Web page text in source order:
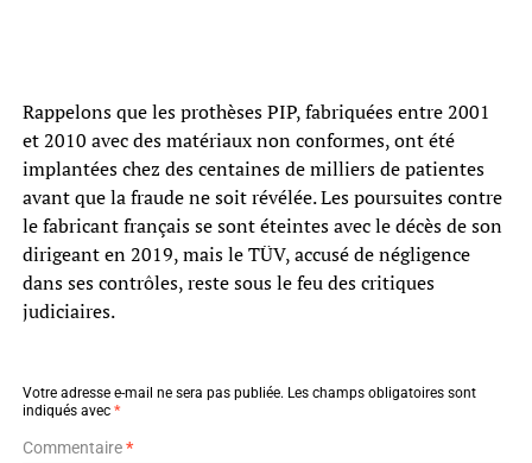
Rappelons que les prothèses PIP, fabriquées entre 2001
et 2010 avec des matériaux non conformes, ont été
implantées chez des centaines de milliers de patientes
avant que la fraude ne soit révélée. Les poursuites contre
le fabricant français se sont éteintes avec le décès de son
dirigeant en 2019, mais le TÜV, accusé de négligence
dans ses contrôles, reste sous le feu des critiques
judiciaires.
Votre adresse e-mail ne sera pas publiée. Les champs obligatoires sont
indiqués avec *
Commentaire*